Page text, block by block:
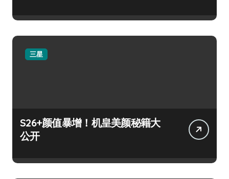
三星
S26+颜值暴增！机皇美颜秘籍大
公开